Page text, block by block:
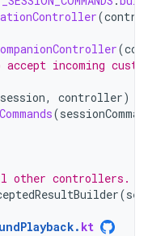
(
(
incoming
session, controller)
(
other controllers.
(
. kt